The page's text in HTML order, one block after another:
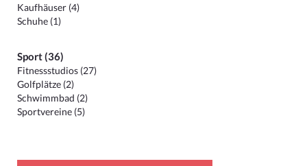
Kaufhäuser (4)
Schuhe (1)
Sport (36)
Fitnessstudios (27)
Golfplätze (2)
Schwimmbad (2)
Sportvereine (5)